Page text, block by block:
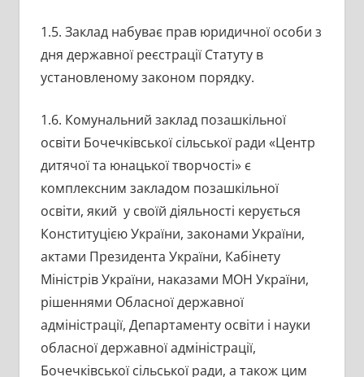
1.5. Заклад набуває прав юридичної особи з
дня державної реєстрації Статуту в
установленому законом порядку.
1.6. Комунальний заклад позашкільної
освіти Бочечківської сільської ради «Центр
дитячої та юнацької творчості» є
комплексним закладом позашкільної
освіти, який у своїй діяльності керується
Конституцією України, законами України,
актами Президента України, Кабінету
Міністрів України, наказами МОН України,
рішеннями Обласної державної
адміністрації, Департаменту освіти і науки
обласної державної адміністрації,
Бочечківської сільської ради, а також цим